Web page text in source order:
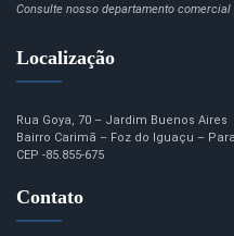
Consulte nosso departamento
Localização
Rua Goya, 70 – Jardim Buenos Aires
Bairro Carimã – Foz do Iguaçu –
CEP -85.855-675
Contato